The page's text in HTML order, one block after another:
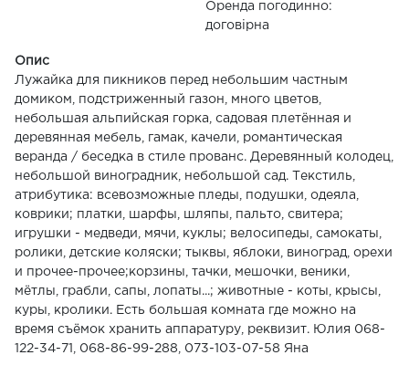
Оренда погодинно:
договірна
Опис
Лужайка для пикников перед небольшим частным
домиком, подстриженный газон, много цветов,
небольшая альпийская горка, садовая плетённая и
деревянная мебель, гамак, качели, романтическая
веранда / беседка в стиле прованс. Деревянный колодец,
небольшой виноградник, небольшой сад. Текстиль,
атрибутика: всевозможные пледы, подушки, одеяла,
коврики; платки, шарфы, шляпы, пальто, свитера;
игрушки - медведи, мячи, куклы; велосипеды, самокаты,
ролики, детские коляски; тыквы, яблоки, виноград, орехи
и прочее-прочее;корзины, тачки, мешочки, веники,
мётлы, грабли, сапы, лопаты...; животные - коты, крысы,
куры, кролики. Есть большая комната где можно на
время съёмок хранить аппаратуру, реквизит. Юлия 068-
122-34-71, 068-86-99-288, 073-103-07-58 Яна